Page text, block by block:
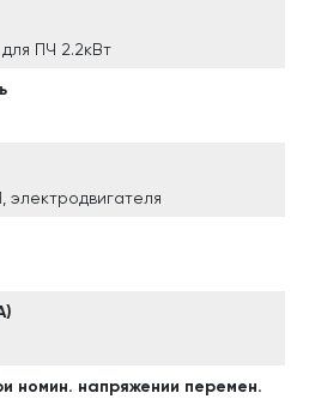
ПЧ 2.2кВт
электродвигателя
номин. напряжении перемен.